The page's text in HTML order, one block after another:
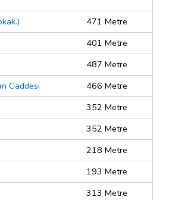
471 Metre
401 Metre
487 Metre
Caddesi
466 Metre
352 Metre
352 Metre
218 Metre
193 Metre
313 Metre